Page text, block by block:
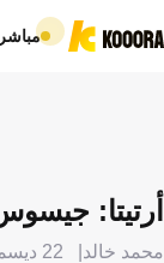
مباشر
أرتيتا:
محمد خالد 22 ديسمبر 2025